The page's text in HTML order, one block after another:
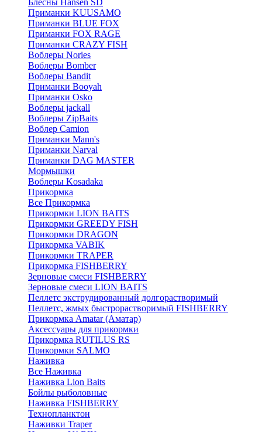
Блесны Hansen SD
Приманки KUUSAMO
Приманки BLUE FOX
Приманки FOX RAGE
Приманки CRAZY FISH
Воблеры Nories
Воблеры Bomber
Воблеры Bandit
Приманки Booyah
Приманки Osko
Воблеры jackall
Воблеры ZipBaits
Воблер Camion
Приманки Mann's
Приманки Narval
Приманки DAG MASTER
Мормышки
Воблеры Kosadaka
Прикормка
Все Прикормка
Прикормки LION BAITS
Прикормки GREEDY FISH
Прикормки DRAGON
Прикормка VABIK
Прикормки TRAPER
Прикормка FISHBERRY
Зерновые смеси FISHBERRY
Зерновые смеси LION BAITS
Пеллетс экструдированный долгорастворимый
Пеллетс, жмых быстрорастворимый FISHBERRY
Прикормка Amatar (Аматар)
Аксессуары для прикормки
Прикормка RUTILUS RS
Прикормки SALMO
Наживка
Все Наживка
Наживка Lion Baits
Бойлы рыболовные
Наживка FISHBERRY
Технопланктон
Наживки Traper